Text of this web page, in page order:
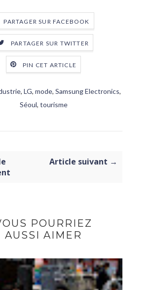
PARTAGER SUR FACEBOOK
PARTAGER SUR TWITTER
PIN CET ARTICLE
, LG, mode, Samsung Electronics,
Séoul, tourisme
Article suivant →
POURRIEZ
AUSSI AIMER